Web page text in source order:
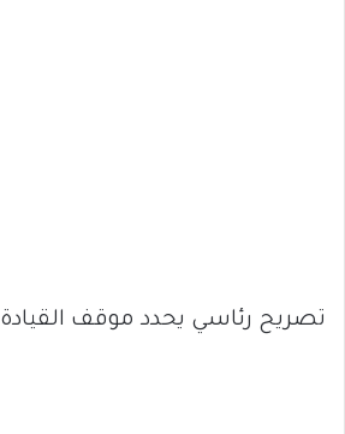
تصريح رئاسي يحدد موقف القيادة